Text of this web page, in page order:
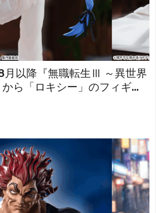
以降『無職転生Ⅲ ～異世界
ら「ロキシー」のフィギュ